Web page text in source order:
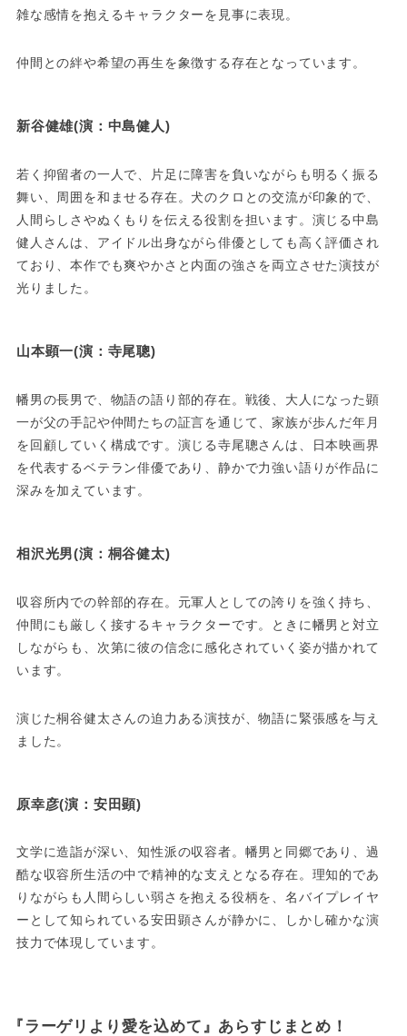
雑な感情を抱えるキャラクターを見事に表現。
仲間との絆や希望の再生を象徴する存在となっています。
新谷健雄(演：中島健人)
若く抑留者の一人で、片足に障害を負いながらも明るく振る
舞い、周囲を和ませる存在。犬のクロとの交流が印象的で、
人間らしさやぬくもりを伝える役割を担います。演じる中島
健人さんは、アイドル出身ながら俳優としても高く評価され
ており、本作でも爽やかさと内面の強さを両立させた演技が
光りました。
山本顕一(演：寺尾聰)
幡男の長男で、物語の語り部的存在。戦後、大人になった顕
一が父の手記や仲間たちの証言を通じて、家族が歩んだ年月
を回顧していく構成です。演じる寺尾聰さんは、日本映画界
を代表するベテラン俳優であり、静かで力強い語りが作品に
深みを加えています。
相沢光男(演：桐谷健太)
収容所内での幹部的存在。元軍人としての誇りを強く持ち、
仲間にも厳しく接するキャラクターです。ときに幡男と対立
しながらも、次第に彼の信念に感化されていく姿が描かれて
います。
演じた桐谷健太さんの迫力ある演技が、物語に緊張感を与え
ました。
原幸彦(演：安田顕)
文学に造詣が深い、知性派の収容者。幡男と同郷であり、過
酷な収容所生活の中で精神的な支えとなる存在。理知的であ
りながらも人間らしい弱さを抱える役柄を、名バイプレイヤ
ーとして知られている安田顕さんが静かに、しかし確かな演
技力で体現しています。
『ラーゲリより愛を込めて』あらすじまとめ！